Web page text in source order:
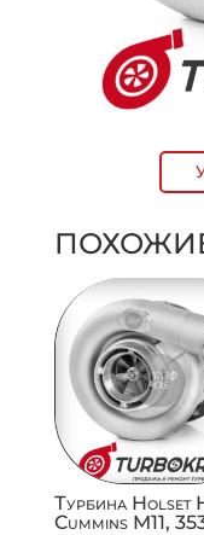
Турбина Holset
Cummins M11,